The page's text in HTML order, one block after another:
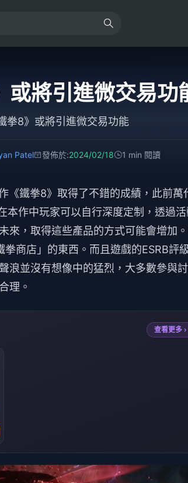
或將引進微交易功
拳8》或將引進微交易功能
Patel 發佈於:2024/02/18 1 min 閱讀
《鐵拳8》取得了不錯的成績，此前萬
本作中玩家可以自行深度定制，透過
來，取得這些產品的方式可能會增加
商店」的東西。而且遊戲的ESRB評
浪並沒有想像中的猛烈，大多數參與
理。
查看更多 ›